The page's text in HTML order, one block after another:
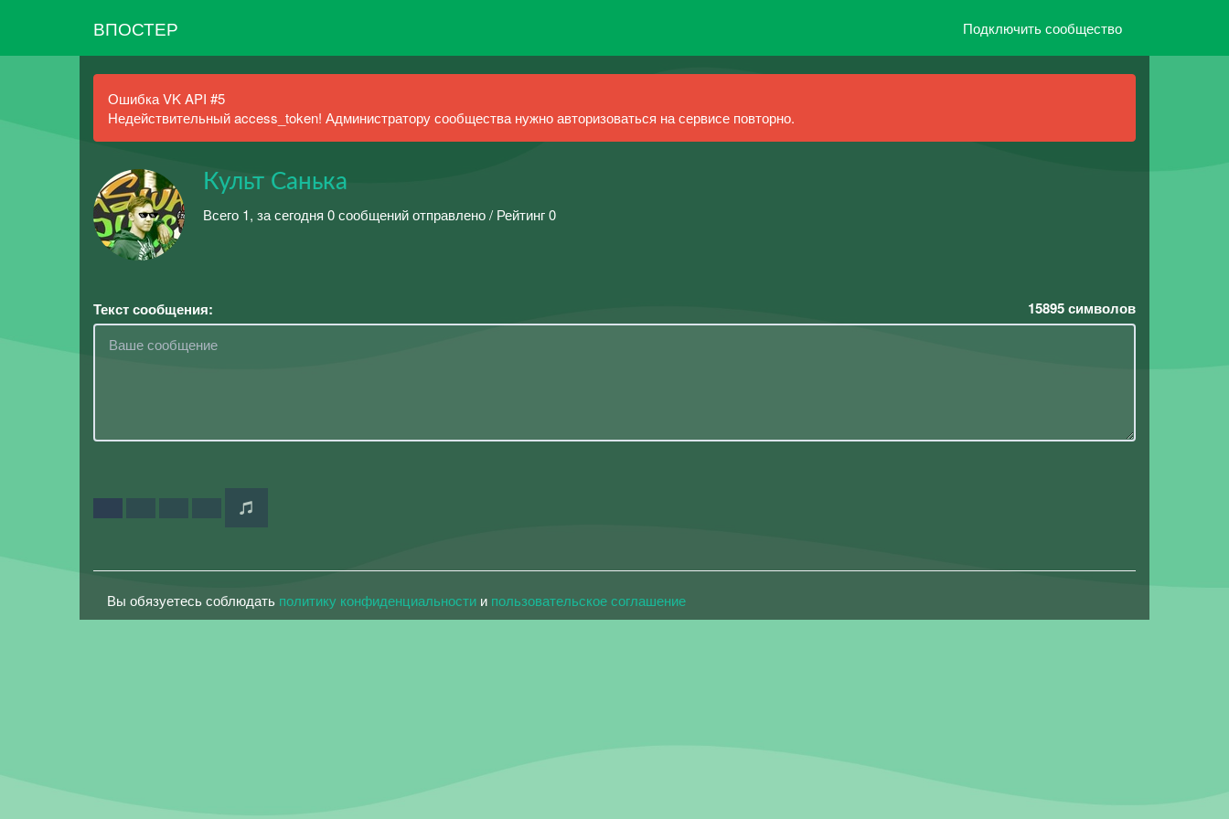
ВПОСТЕР Подключить сообщество
Ошибка VK API #5
Недействительный access_token! Администратору сообщества нужно авторизоваться на сервисе повторно.
Культ Санька
Всего 1, за сегодня 0 сообщений отправлено / Рейтинг 0
Текст сообщения: 15895символов
Вы обязуетесь соблюдать политику конфиденциальности и пользовательское соглашение